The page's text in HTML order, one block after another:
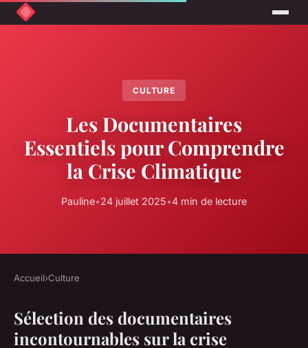
CULTURE
Les Documentaires
Essentiels pour Comprendre
la Crise Climatique
Pauline•24 juillet 2025•4 min de lecture
Accueil›Culture
Sélection des documentaires
incontournables sur la crise